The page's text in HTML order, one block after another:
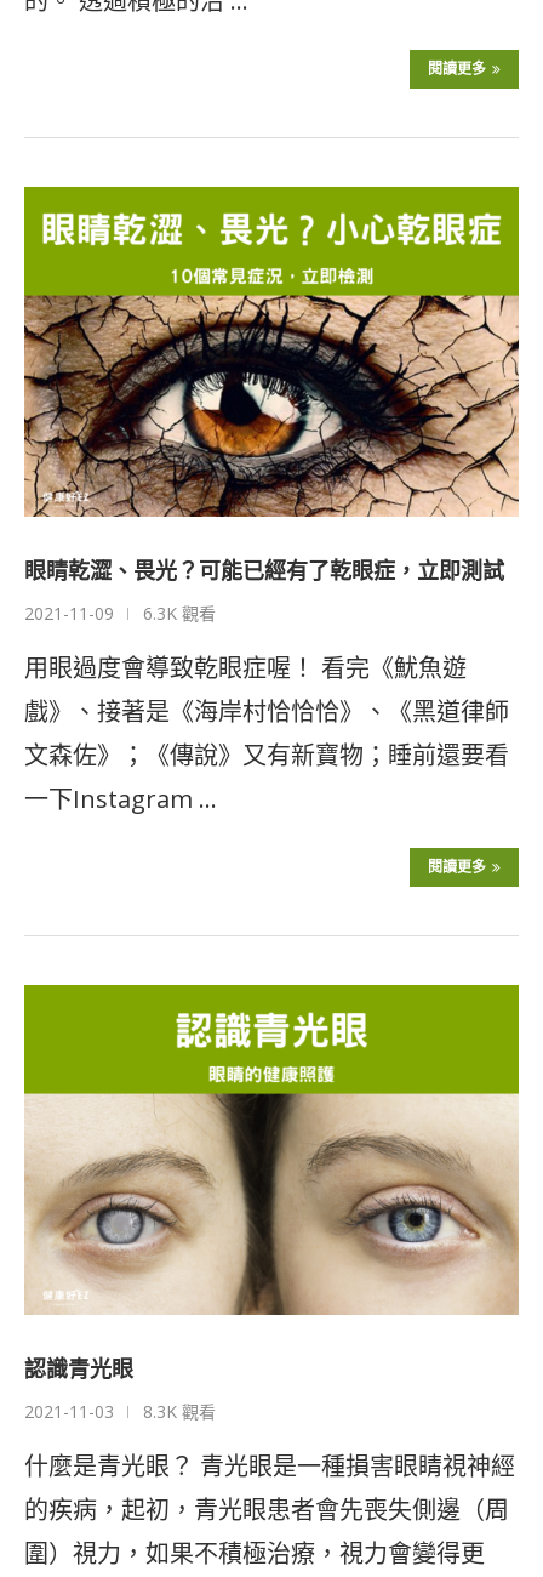
閱讀更多
眼睛乾澀、畏光？可能已經有了乾眼症，立即測試
2021-11-09 6.3K 觀看
用眼過度會導致乾眼症喔！ 看完《魷魚遊
戲》、接著是《海岸村恰恰恰》、《黑道律師
文森佐》；《傳說》又有新寶物；睡前還要看
一下Instagram …
閱讀更多
認識青光眼
2021-11-03 8.3K 觀看
什麼是青光眼？ 青光眼是一種損害眼睛視神經
的疾病，起初，青光眼患者會先喪失側邊（周
圍）視力，如果不積極治療，視力會變得更